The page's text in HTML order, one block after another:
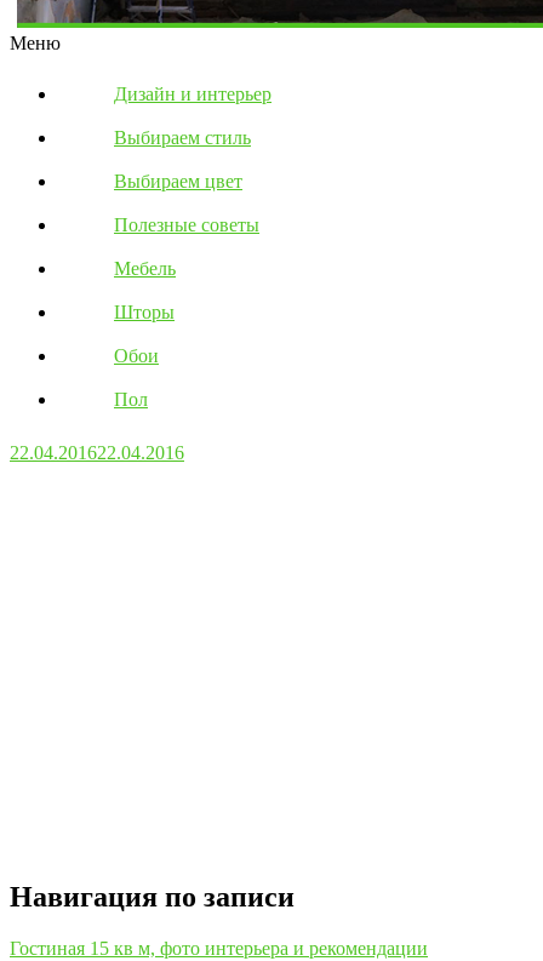
Меню
Дизайн и интерьер
Выбираем стиль
Выбираем цвет
Полезные советы
Мебель
Шторы
Обои
Пол
22.04.201622.04.2016
Навигация по записи
Гостиная 15 кв м, фото интерьера и рекомендации